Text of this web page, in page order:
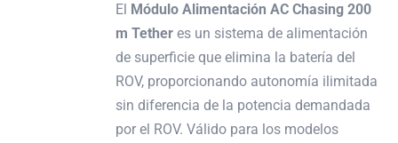
El Módulo Alimentación AC Chasing 200
m Tether es un sistema de alimentación
de superficie que elimina la batería del
ROV, proporcionando autonomía ilimitada
sin diferencia de la potencia demandada
por el ROV. Válido para los modelos